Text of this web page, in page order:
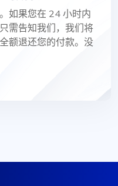
如果您在 24 小时内
需告知我们，我们将
额退还您的付款。没